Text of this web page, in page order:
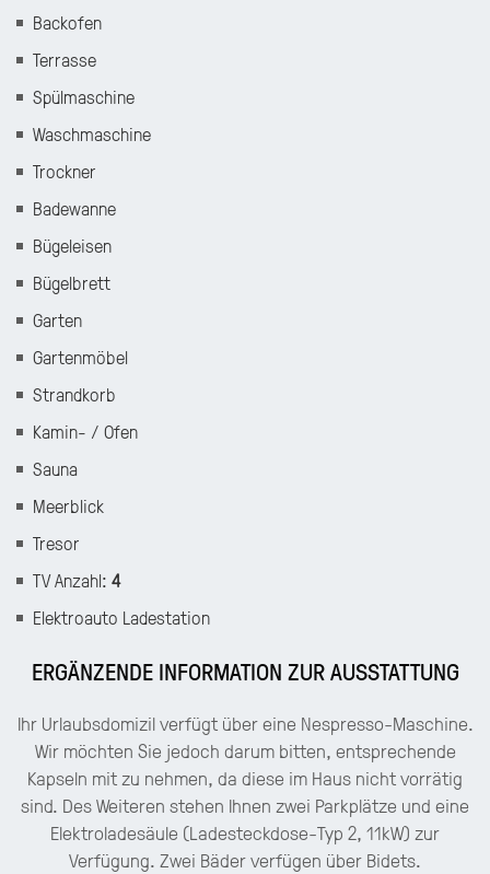
Backofen
Terrasse
Spülmaschine
Waschmaschine
Trockner
Badewanne
Bügeleisen
Bügelbrett
Garten
Gartenmöbel
Strandkorb
Kamin- / Ofen
Sauna
Meerblick
Tresor
TV Anzahl: 4
Elektroauto Ladestation
ERGÄNZENDE INFORMATION ZUR AUSSTATTUNG
Ihr Urlaubsdomizil verfügt über eine Nespresso-Maschine.
Wir möchten Sie jedoch darum bitten, entsprechende
Kapseln mit zu nehmen, da diese im Haus nicht vorrätig
sind. Des Weiteren stehen Ihnen zwei Parkplätze und eine
Elektroladesäule (Ladesteckdose-Typ 2, 11kW) zur
Verfügung. Zwei Bäder verfügen über Bidets.